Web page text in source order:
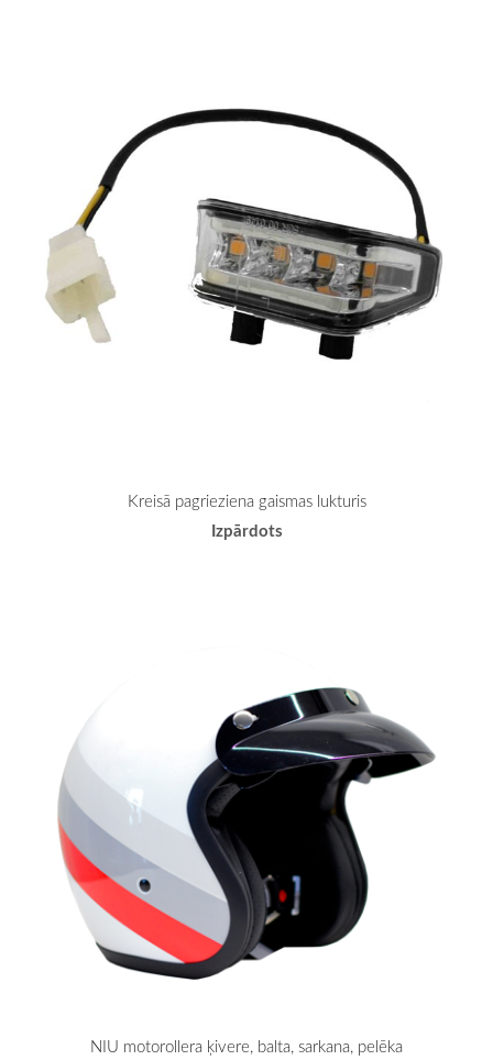
Kreisā pagrieziena gaismas lukturis
Izpārdots
NIU motorollera ķivere, balta, sarkana, pelēka